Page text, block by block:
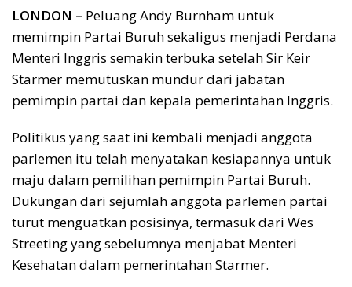
LONDON – Peluang Andy Burnham untuk
memimpin Partai Buruh sekaligus menjadi Perdana
Menteri Inggris semakin terbuka setelah Sir Keir
Starmer memutuskan mundur dari jabatan
pemimpin partai dan kepala pemerintahan Inggris.
Politikus yang saat ini kembali menjadi anggota
parlemen itu telah menyatakan kesiapannya untuk
maju dalam pemilihan pemimpin Partai Buruh.
Dukungan dari sejumlah anggota parlemen partai
turut menguatkan posisinya, termasuk dari Wes
Streeting yang sebelumnya menjabat Menteri
Kesehatan dalam pemerintahan Starmer.